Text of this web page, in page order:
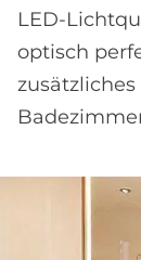
LED-
optisch